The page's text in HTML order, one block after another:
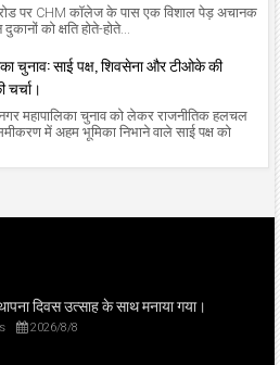
पर CHM कॉलेज के पास एक विशाल पेड़ अचानक
को क्षति होते-होते...
चुनाव: साई पक्ष, शिवसेना और टीओके की
चर्चा।
महापालिका चुनाव को लेकर राजनीतिक हलचल
में अहम भूमिका निभाने वाले साई पक्ष को
दिवस उत्साह के साथ मनाया गया।
2026/8/8